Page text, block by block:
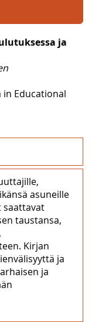
ja
in Educational
asuneille
saattavat
taustansa,
Kirjan
ja
ja